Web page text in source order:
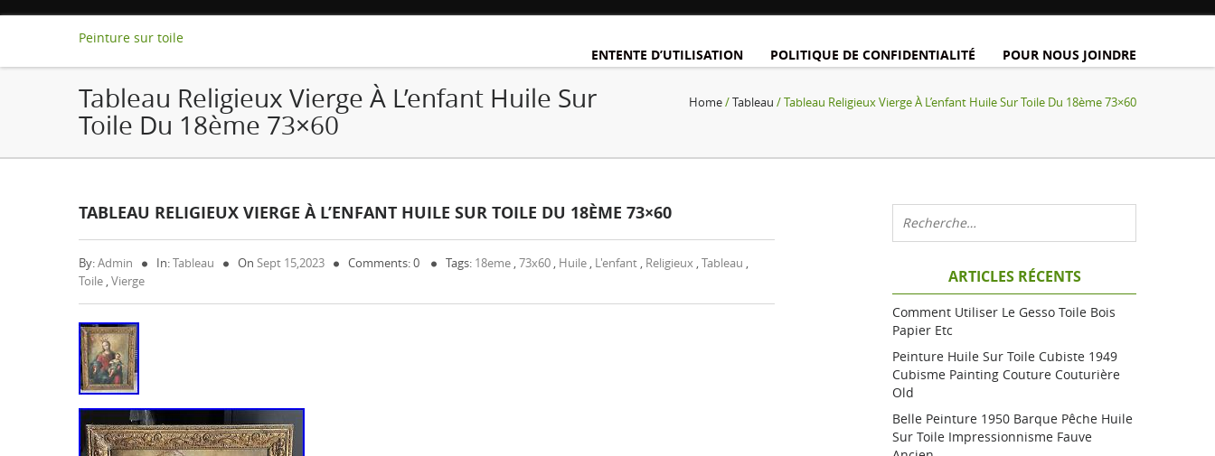
Peinture sur toile
ENTENTE D’UTILISATION
POLITIQUE DE CONFIDENTIALITÉ POUR NOUS JOINDRE
Tableau Religieux Vierge À L’enfant Huile Sur
Toile Du 18ème 73×60
Home/Tableau / Tableau Religieux Vierge À L’enfant Huile Sur Toile Du 18ème 73×60
TABLEAU RELIGIEUX VIERGE À L’ENFANT HUILE SUR TOILE DU 18ÈME 73×60
By:Admin In:Tableau On Sept 15,2023 Comments: 0 Tags: 18eme ,73x60 , Huile , L'enfant , Religieux ,Tableau ,
Toile ,Vierge ARTICLES RÉCENTS
Comment Utiliser Le Gesso Toile Bois
Papier Etc
Peinture Huile Sur Toile Cubiste 1949
Cubisme Painting Couture Couturière
Old
Belle Peinture 1950 Barque Pêche Huile
Sur Toile Impressionnisme Fauve